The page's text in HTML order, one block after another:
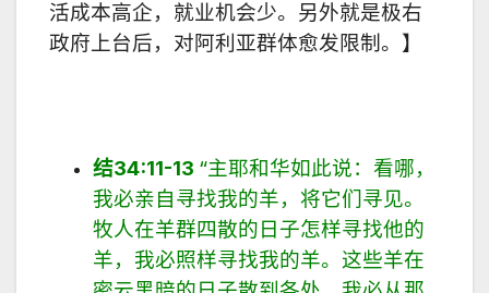
活成本高企，就业机会少。另外就是极右
政府上台后，对阿利亚群体愈发限制。】
结34:11-13 “主耶和华如此说：看哪，
我必亲自寻找我的羊，将它们寻见。
牧人在羊群四散的日子怎样寻找他的
羊，我必照样寻找我的羊。这些羊在